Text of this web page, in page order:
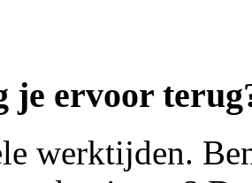
je ervoor
werktijden.